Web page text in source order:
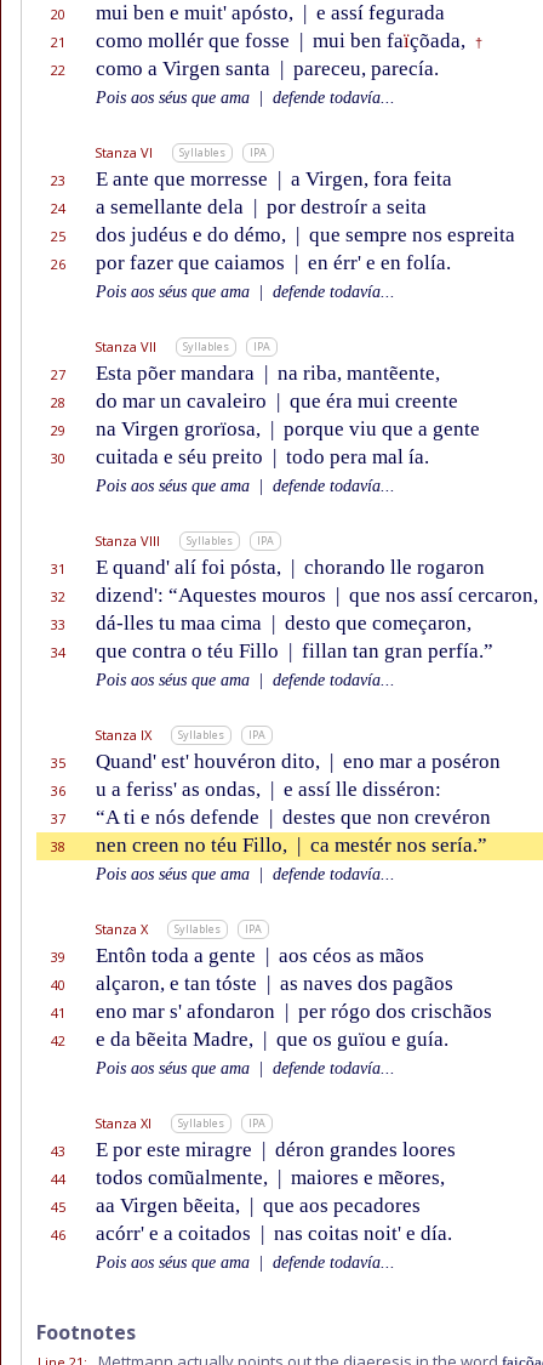
20 mui ben e muit' apósto, | e assí fegurada
21 como mollér que fosse | mui ben faïçõada, †
22 como a Virgen santa | pareceu, parecía.
Pois aos séus que ama defende todavía...
Stanza VI Syllables IPA
23 E ante que morresse | a Virgen, fora feita
24 a semellante dela | por destroír a seita
25 dos judéus e do démo, | que sempre nos espreita
26 por fazer que caiamos | en érr' e en folía.
Pois aos séus que ama defende todavía...
Stanza VII Syllables IPA
27 Esta põer mandara | na riba, mantẽente,
28 do mar un cavaleiro | que éra mui creente
29 na Virgen grorïosa, | porque viu que a gente
30 cuitada e séu preito | todo pera mal ía.
Pois aos séus que ama defende todavía...
Stanza VIII Syllables IPA
31 E quand' alí foi pósta, | chorando lle rogaron
32 dizend': “Aquestes mouros | que nos assí cercaron,
33 dá-lles tu maa cima | desto que começaron,
34 que contra o téu Fillo | fillan tan gran perfía.”
Pois aos séus que ama defende todavía...
Stanza IX Syllables IPA
35 Quand' est' houvéron dito, | eno mar a poséron
36 u a feriss' as ondas, | e assí lle disséron:
37 “A ti e nós defende | destes que non crevéron
38 nen creen no téu Fillo, | ca mestér nos sería.”
Pois aos séus que ama defende todavía...
Stanza X Syllables IPA
39 Entôn toda a gente | aos céos as mãos
40 alçaron, e tan tóste | as naves dos pagãos
41 eno mar s' afondaron | per rógo dos crischãos
42 e da bẽeita Madre, | que os guïou e guía.
Pois aos séus que ama defende todavía...
Stanza XI Syllables IPA
43 E por este miragre | déron grandes loores
44 todos comũalmente, | maiores e mẽores,
45 aa Virgen bẽeita, | que aos pecadores
46 acórr' e a coitados | nas coitas noit' e día.
Pois aos séus que ama defende todavía...
Footnotes